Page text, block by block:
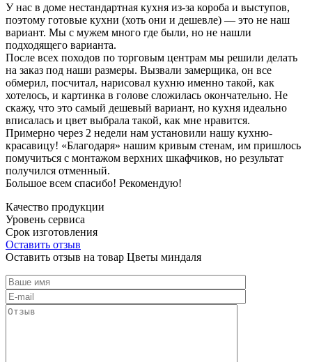
У нас в доме нестандартная кухня из-за короба и выступов,
поэтому готовые кухни (хоть они и дешевле) — это не наш
вариант. Мы с мужем много где были, но не нашли
подходящего варианта.
После всех походов по торговым центрам мы решили делать
на заказ под наши размеры. Вызвали замерщика, он все
обмерил, посчитал, нарисовал кухню именно такой, как
хотелось, и картинка в голове сложилась окончательно. Не
скажу, что это самый дешевый вариант, но кухня идеально
вписалась и цвет выбрала такой, как мне нравится.
Примерно через 2 недели нам установили нашу кухню-
красавицу! «Благодаря» нашим кривым стенам, им пришлось
помучиться с монтажом верхних шкафчиков, но результат
получился отменный.
Большое всем спасибо! Рекомендую!
Качество продукции
Уровень сервиса
Срок изготовления
Оставить отзыв
Оставить отзыв на товар Цветы миндаля